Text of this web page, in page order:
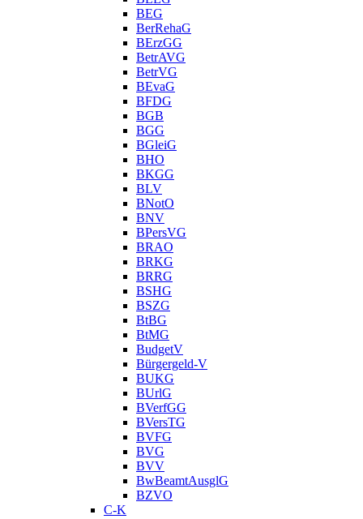
BEG
BerRehaG
BErzGG
BetrAVG
BetrVG
BEvaG
BFDG
BGB
BGG
BGleiG
BHO
BKGG
BLV
BNotO
BNV
BPersVG
BRAO
BRKG
BRRG
BSHG
BSZG
BtBG
BtMG
BudgetV
Bürgergeld-V
BUKG
BUrlG
BVerfGG
BVersTG
BVFG
BVG
BVV
BwBeamtAusglG
BZVO
C-K